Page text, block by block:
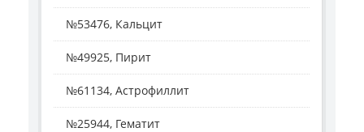
№53476, Кальцит
№49925, Пирит
№61134, Астрофиллит
№25944, Гематит